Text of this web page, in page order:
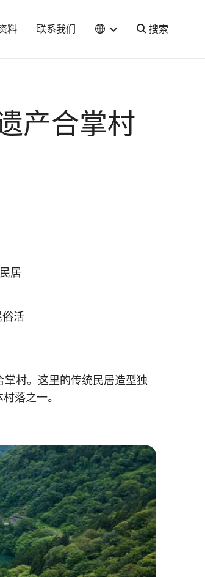
料 联系我们 搜索
产合掌村
居
活
村。这里的传统民居造型独
落之一。